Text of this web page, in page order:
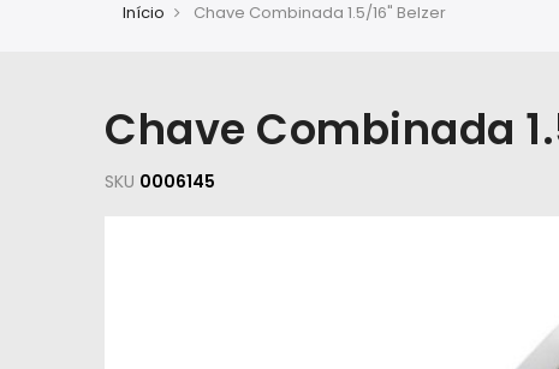
Início Chave Combinada 1.5/16" Belzer
Chave Combinada
SKU 0006145